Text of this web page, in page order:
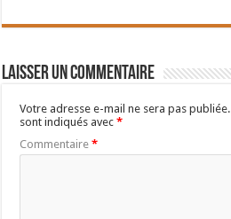
Laisser un commentaire
Votre adresse e-mail ne sera pas publiée.
sont indiqués avec*
Commentaire*